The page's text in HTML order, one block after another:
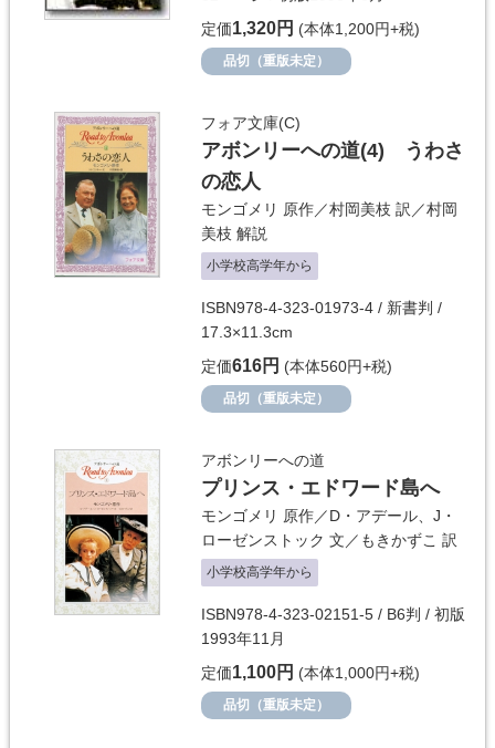
定価1,320円 (本体1,200円+税)
品切（重版未定）
フォア文庫(C)
アボンリーへの道(4) うわさ
の恋人
モンゴメリ 原作／村岡美枝 訳／村岡
美枝 解説
小学校高学年から
ISBN978-4-323-01973-4 / 新書判 /
17.3×11.3cm
定価616円 (本体560円+税)
品切（重版未定）
アボンリーへの道
プリンス・エドワード島へ
モンゴメリ 原作／D・アデール
J・
ローゼンストック 文／ もきかずこ 訳
小学校高学年から
ISBN978-4-323-02151-5 / B6判 / 初版
1993年11月
定価1,100円 (本体1,000円+税)
品切（重版未定）